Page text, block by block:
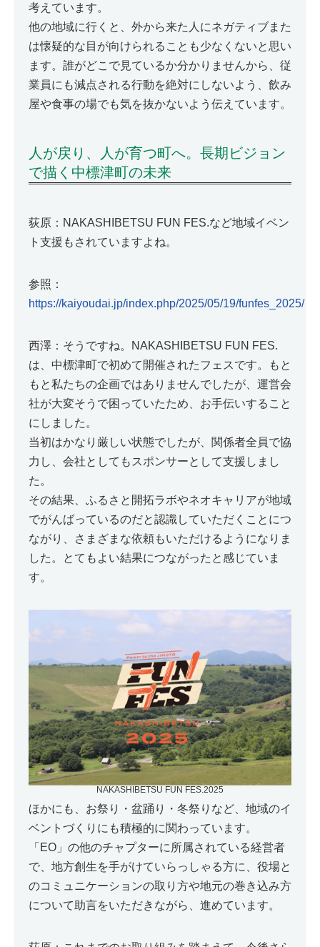
考えています。
他の地域に行くと、外から来た人にネガティブまた
は懐疑的な目が向けられることも少なくないと思い
ます。誰がどこで見ているか分かりませんから、従
業員にも減点される行動を絶対にしないよう、飲み
屋や食事の場でも気を抜かないよう伝えています。
人が戻り、人が育つ町へ。長期ビジョン
で描く中標津町の未来
荻原：NAKASHIBETSU FUN FES.など地域イベン
ト支援もされていますよね。
参照：
https://kaiyoudai.jp/index.php/2025/05/19/funfes_2025/
西澤：そうですね。NAKASHIBETSU FUN FES.
は、中標津町で初めて開催されたフェスです。もと
もと私たちの企画ではありませんでしたが、運営会
社が大変そうで困っていたため、お手伝いすること
にしました。
当初はかなり厳しい状態でしたが、関係者全員で協
力し、会社としてもスポンサーとして支援しまし
た。
その結果、ふるさと開拓ラボやネオキャリアが地域
でがんばっているのだと認識していただくことにつ
ながり、さまざまな依頼もいただけるようになりま
した。とてもよい結果につながったと感じていま
す。
NAKASHIBETSU FUN FES.2025
ほかにも、お祭り・盆踊り・冬祭りなど、地域のイ
ベントづくりにも積極的に関わっています。
「EO」の他のチャプターに所属されている経営者
で、地方創生を手がけていらっしゃる方に、役場と
のコミュニケーションの取り方や地元の巻き込み方
について助言をいただきながら、進めています。